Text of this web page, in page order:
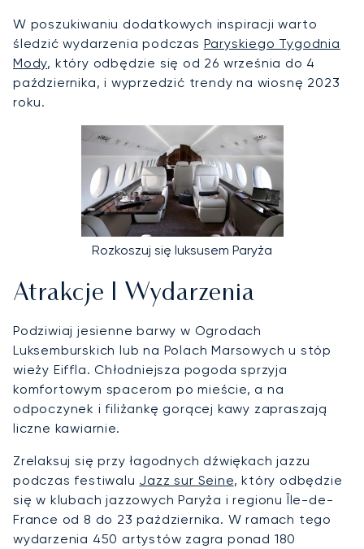
W poszukiwaniu dodatkowych inspiracji warto
śledzić wydarzenia podczas Paryskiego Tygodnia
Mody, który odbędzie się od 26 września do 4
października, i wyprzedzić trendy na wiosnę 2023
roku.
Rozkoszuj się luksusem Paryża
Atrakcje I Wydarzenia
Podziwiaj jesienne barwy w Ogrodach
Luksemburskich lub na Polach Marsowych u stóp
wieży Eiffla. Chłodniejsza pogoda sprzyja
komfortowym spacerom po mieście, a na
odpoczynek i filiżankę gorącej kawy zapraszają
liczne kawiarnie.
Zrelaksuj się przy łagodnych dźwiękach jazzu
podczas festiwalu Jazz sur Seine, który odbędzie
się w klubach jazzowych Paryża i regionu Île-de-
France od 8 do 23 października. W ramach tego
wydarzenia 450 artystów zagra ponad 180